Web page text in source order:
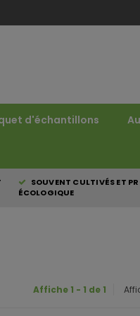
d'échantillons
SOUVENT CULTIVÉS ET
ÉCOLOGIQUE
Affiche 1 - 1 de 1